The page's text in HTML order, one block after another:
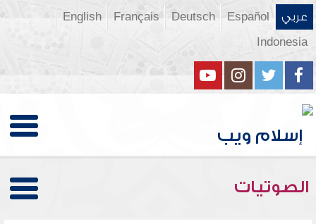
عربي Español
Deutsch
Français
English
Indonesia
الصوتيات